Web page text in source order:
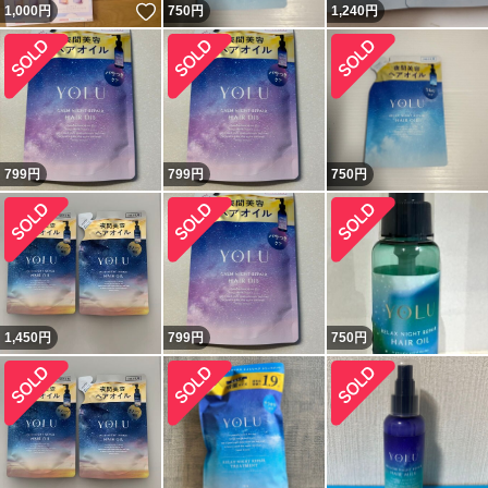
1,000円 いいね！
750円 1,240円
799円 799円 750円
1,450円 799円 750円